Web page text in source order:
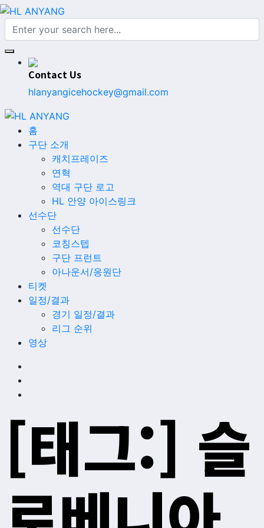
Contact Us
hlanyangicehockey@gmail.com
홈
구단 소개
캐치프레이즈
연혁
역대 구단 로고
HL 안양 아이스링크
선수단
선수단
코칭스텝
구단 프런트
아나운서/응원단
티켓
일정/결과
경기 일정/결과
리그 순위
영상
[태그:] 슬